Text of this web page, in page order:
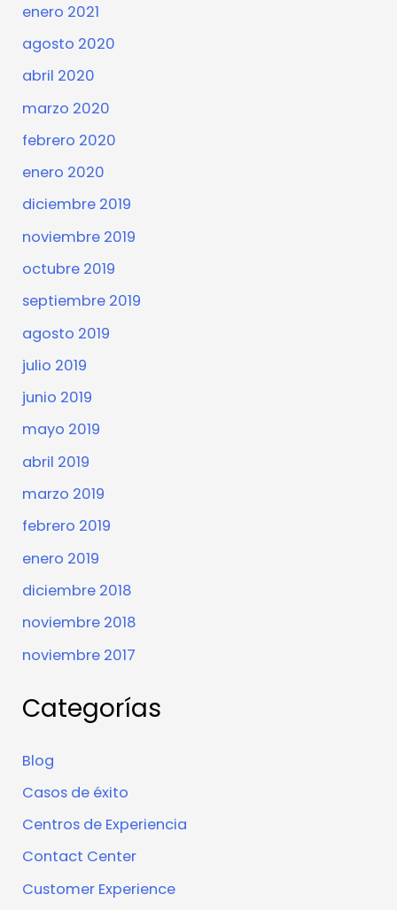
enero 2021
agosto 2020
abril 2020
marzo 2020
febrero 2020
enero 2020
diciembre 2019
noviembre 2019
octubre 2019
septiembre 2019
agosto 2019
julio 2019
junio 2019
mayo 2019
abril 2019
marzo 2019
febrero 2019
enero 2019
diciembre 2018
noviembre 2018
noviembre 2017
Categorías
Blog
Casos de éxito
Centros de Experiencia
Contact Center
Customer Experience